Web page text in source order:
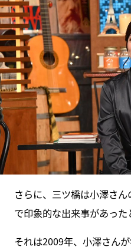
さらに、三ツ橋は小澤さ
で印象的な出来事があった
それは2009年、小澤さん